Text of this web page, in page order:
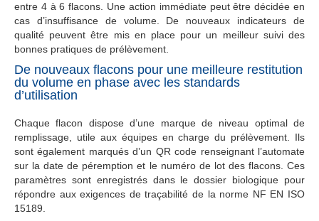
entre 4 à 6 flacons. Une action immédiate peut être décidée en
cas d’insuffisance de volume. De nouveaux indicateurs de
qualité peuvent être mis en place pour un meilleur suivi des
bonnes pratiques de prélèvement.
De nouveaux flacons pour une meilleure restitution
du volume en phase avec les standards
d’utilisation
Chaque flacon dispose d’une marque de niveau optimal de
remplissage, utile aux équipes en charge du prélèvement. Ils
sont également marqués d’un QR code renseignant l’automate
sur la date de péremption et le numéro de lot des flacons. Ces
paramètres sont enregistrés dans le dossier biologique pour
répondre aux exigences de traçabilité de la norme NF EN ISO
15189.